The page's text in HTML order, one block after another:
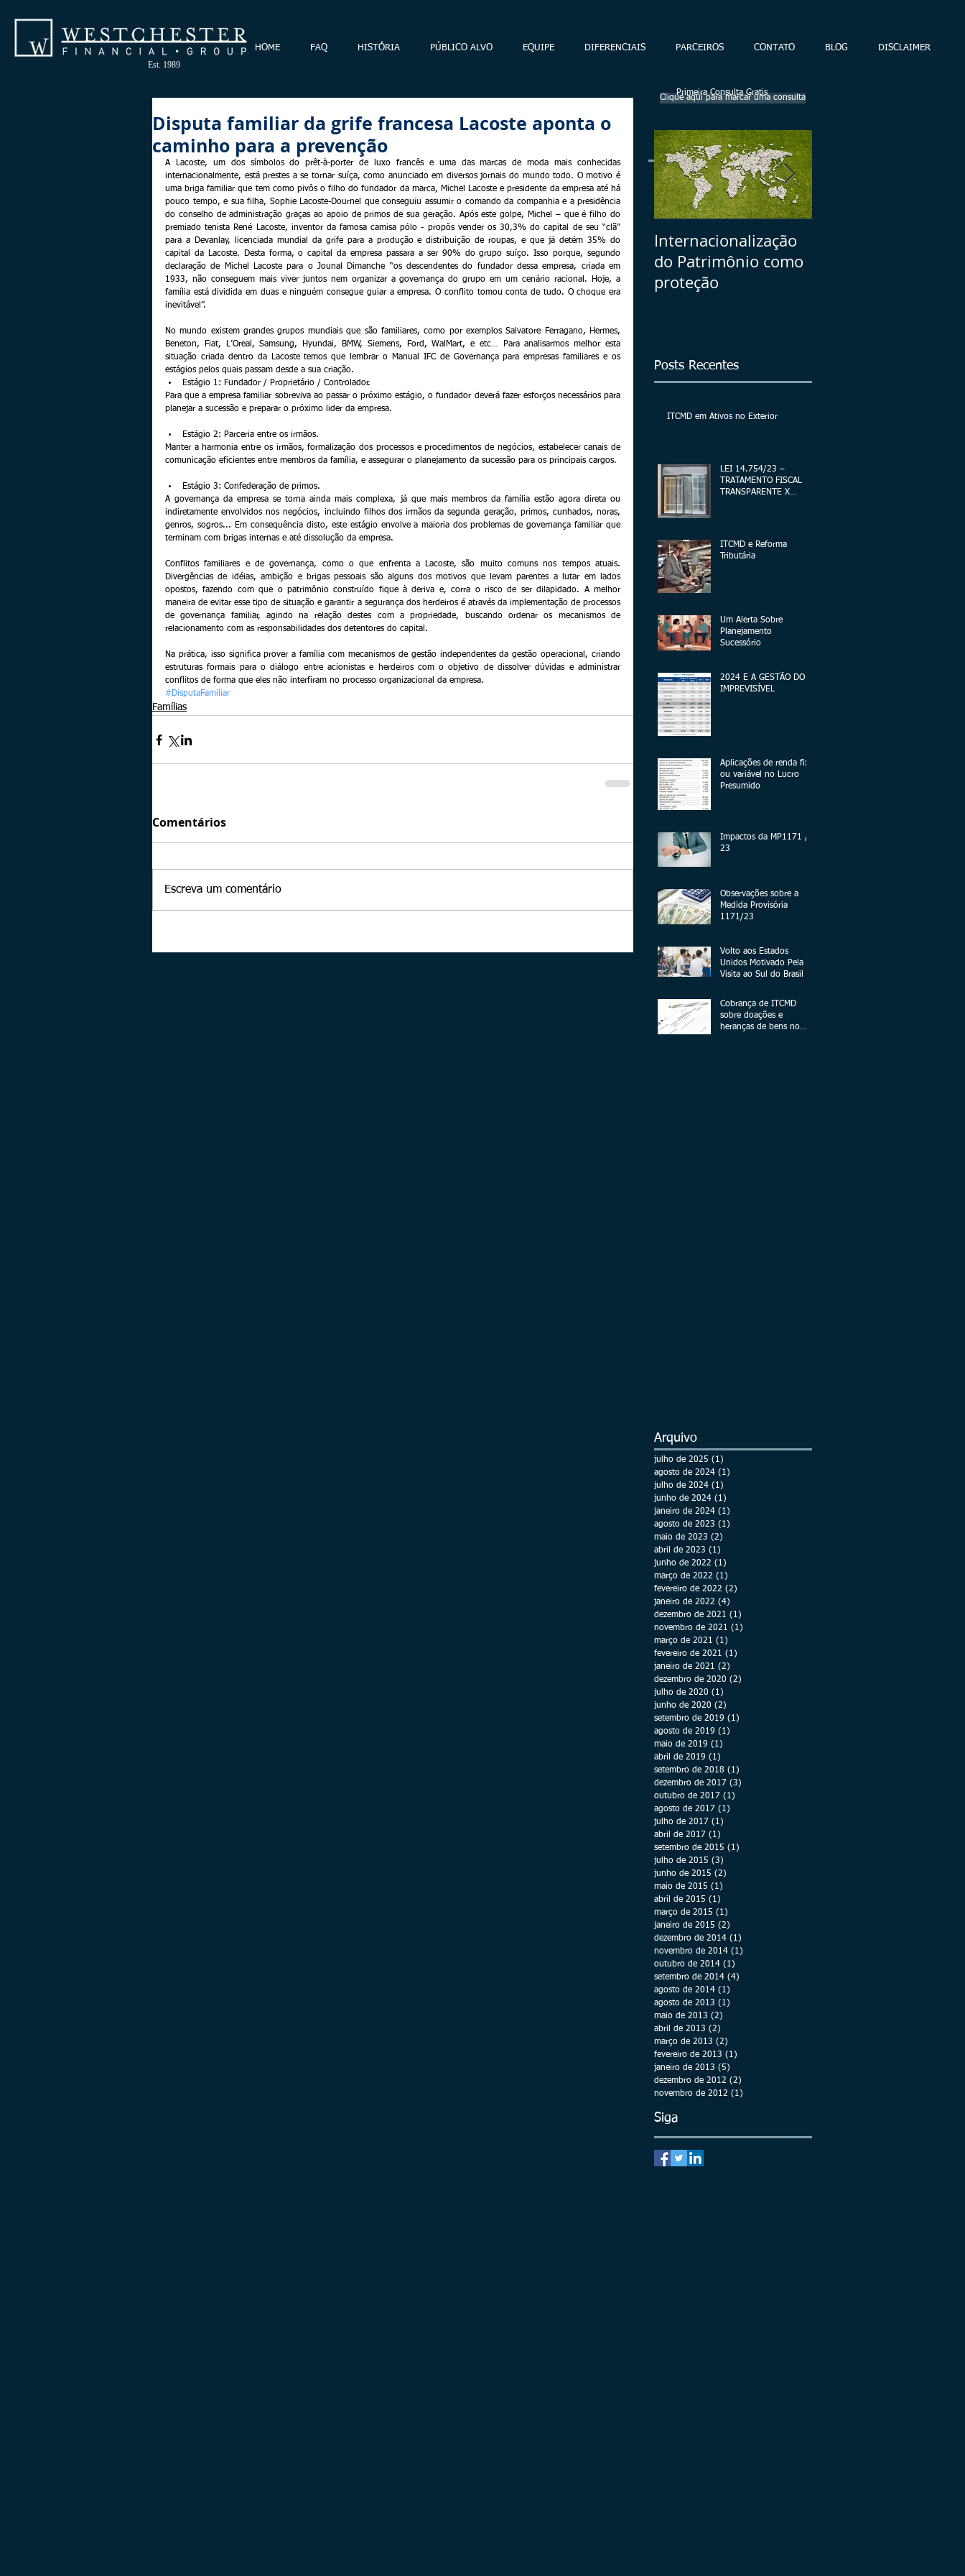
HOME FAQ HISTÓRIA PÚBLICO ALVO EQUIPE DIFERENCIAIS PARCEIROS CONTATO BLOG DISCLAIMER
Est. 1989
Primeira Consulta Gratis
Disputa familiar da grife francesa Lacoste aponta o
caminho para a prevenção
A Lacoste, um dos símbolos do prêt-à-porter de luxo francês e uma das marcas de moda mais conhecidas
internacionalmente, está prestes a se tornar suíça, como anunciado em diversos jornais do mundo todo. O motivo é
uma briga familiar que tem como pivôs o filho do fundador da marca, Michel Lacoste e presidente da empresa até há
pouco tempo, e sua filha, Sophie Lacoste-Dournel que conseguiu assumir o comando da companhia e a presidência
do conselho de administração graças ao apoio de primos de sua geração. Após este golpe, Michel – que é filho do
premiado tenista René Lacoste, inventor da famosa camisa pólo - propôs vender os 30,3% do capital de seu “clã”
para a Devanlay, licenciada mundial da grife para a produção e distribuição de roupas, e que já detém 35% do
capital da Lacoste. Desta forma, o capital da empresa passara a ser 90% do grupo suíço. Isso porque, segundo
declaração de Michel Lacoste para o Jounal Dimanche “os descendentes do fundador dessa empresa, criada em
1933, não conseguem mais viver juntos nem organizar a governança do grupo em um cenário racional. Hoje, a
família está dividida em duas e ninguém consegue guiar a empresa. O conflito tomou conta de tudo. O choque era
inevitável”.
No mundo existem grandes grupos mundiais que são familiares, como por exemplos Salvatore Ferragano, Hermes,
Beneton, Fiat, L’Oreal, Samsung, Hyundai, BMW, Siemens, Ford, WalMart, e etc… Para analisarmos melhor esta
situação criada dentro da Lacoste temos que lembrar o Manual IFC de Governança para empresas familiares e os
estágios pelos quais passam desde a sua criação.
Estágio 1: Fundador / Proprietário / Controlador.
Para que a empresa familiar sobreviva ao passar o próximo estágio, o fundador deverá fazer esforços necessários para
planejar a sucessão e preparar o próximo lider da empresa.
Estágio 2: Parceria entre os irmãos.
Manter a harmonia entre os irmãos, formalização dos processos e procedimentos de negócios, estabelecer canais de
comunicação eficientes entre membros da família, e assegurar o planejamento da sucessão para os principais cargos.
Estágio 3: Confederação de primos.
A governança da empresa se torna ainda mais complexa, já que mais membros da família estão agora direta ou
indiretamente envolvidos nos negócios, incluindo filhos dos irmãos da segunda geração, primos, cunhados, noras,
genros, sogros... Em consequência disto, este estágio envolve a maioria dos problemas de governança familiar que
terminam com brigas internas e até dissolução da empresa.
Conflitos familiares e de governança, como o que enfrenta a Lacoste, são muito comuns nos tempos atuais.
Divergências de idéias, ambição e brigas pessoais são alguns dos motivos que levam parentes a lutar em lados
opostos, fazendo com que o patrimônio construído fique à deriva e, corra o risco de ser dilapidado. A melhor
maneira de evitar esse tipo de situação e garantir a segurança dos herdeiros é através da implementação de processos
de governança familiar, agindo na relação destes com a propriedade, buscando ordenar os mecanismos de
relacionamento com as responsabilidades dos detentores do capital.
Na prática, isso significa prover a família com mecanismos de gestão independentes da gestão operacional, criando
estruturas formais para o diálogo entre acionistas e herdeiros com o objetivo de dissolver dúvidas e administrar
conflitos de forma que eles não interfiram no processo organizacional da empresa.
#DisputaFamiliar
Famílias
Comentários
Escreva um comentário
Clique aqui para marcar uma consulta
Posts Em Destaque
Internacionalização
do Patrimônio como
proteção
Posts Recentes
ITCMD em Ativos no Exterior
LEI 14.754/23 –
TRATAMENTO FISCAL
TRANSPARENTE X
ITCMD e Reforma
Tributária
Um Alerta Sobre
Planejamento
Sucessório
2024 E A GESTÃO DO
IMPREVISÍVEL
Aplicações de renda fixa
ou variável no Lucro
Presumido
Impactos da MP1171 /
23
Observações sobre a
Medida Provisória
1171/23
Volto aos Estados
Unidos Motivado Pela
Visita ao Sul do Brasil
Cobrança de ITCMD
sobre doações e
heranças de bens no
Arquivo
julho de 2025 (1)
agosto de 2024 (1)
julho de 2024 (1)
junho de 2024 (1)
janeiro de 2024 (1)
agosto de 2023 (1)
maio de 2023 (2)
abril de 2023 (1)
junho de 2022 (1)
março de 2022 (1)
fevereiro de 2022 (2)
janeiro de 2022 (4)
dezembro de 2021 (1)
novembro de 2021 (1)
março de 2021 (1)
fevereiro de 2021 (1)
janeiro de 2021 (2)
dezembro de 2020 (2)
julho de 2020 (1)
junho de 2020 (2)
setembro de 2019 (1)
agosto de 2019 (1)
maio de 2019 (1)
abril de 2019 (1)
setembro de 2018 (1)
dezembro de 2017 (3)
outubro de 2017 (1)
agosto de 2017 (1)
julho de 2017 (1)
abril de 2017 (1)
setembro de 2015 (1)
julho de 2015 (3)
junho de 2015 (2)
maio de 2015 (1)
abril de 2015 (1)
março de 2015 (1)
janeiro de 2015 (2)
dezembro de 2014 (1)
novembro de 2014 (1)
outubro de 2014 (1)
setembro de 2014 (4)
agosto de 2014 (1)
agosto de 2013 (1)
maio de 2013 (2)
abril de 2013 (2)
março de 2013 (2)
fevereiro de 2013 (1)
janeiro de 2013 (5)
dezembro de 2012 (2)
novembro de 2012 (1)
Siga